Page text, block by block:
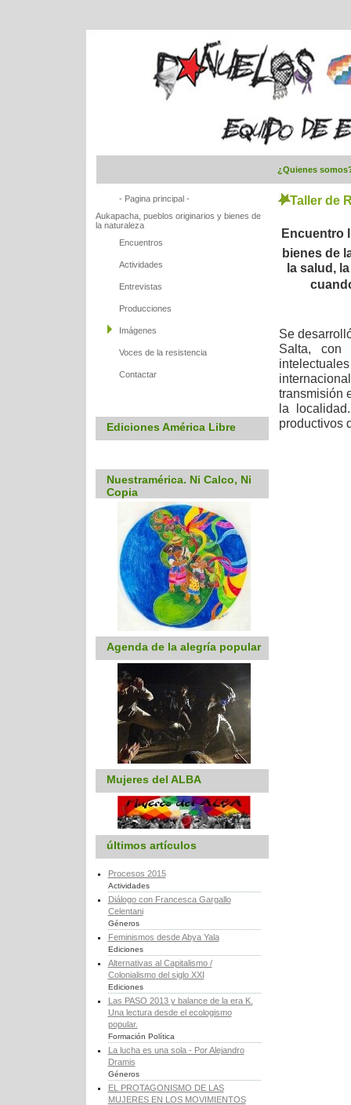
¿Quienes
- Pagina principal -
Aukapacha, pueblos originarios y bienes de
la naturaleza
Encuentros
Actividades
Entrevistas
Producciones
Imágenes
Voces de la resistencia
Contactar
Ediciones América Libre
Nuestramérica. Ni Calco, Ni
Copia
Agenda de la alegría popular
Mujeres del ALBA
últimos artículos
Procesos 2015
Actividades
Diálogo con Francesca Gargallo
Celentani
Géneros
Feminismos desde Abya Yala
Ediciones
Alternativas al Capitalismo /
Colonialismo del siglo XXI
Ediciones
Las PASO 2013 y balance de la era K.
Una lectura desde el ecologismo
popular.
Formación Política
La lucha es una sola - Por Alejandro
Dramis
Géneros
EL PROTAGONISMO DE LAS
MUJERES EN LOS MOVIMIENTOS
Taller de
bienes de
la salud,
Se
Salta, con
transmisión
la
productivos